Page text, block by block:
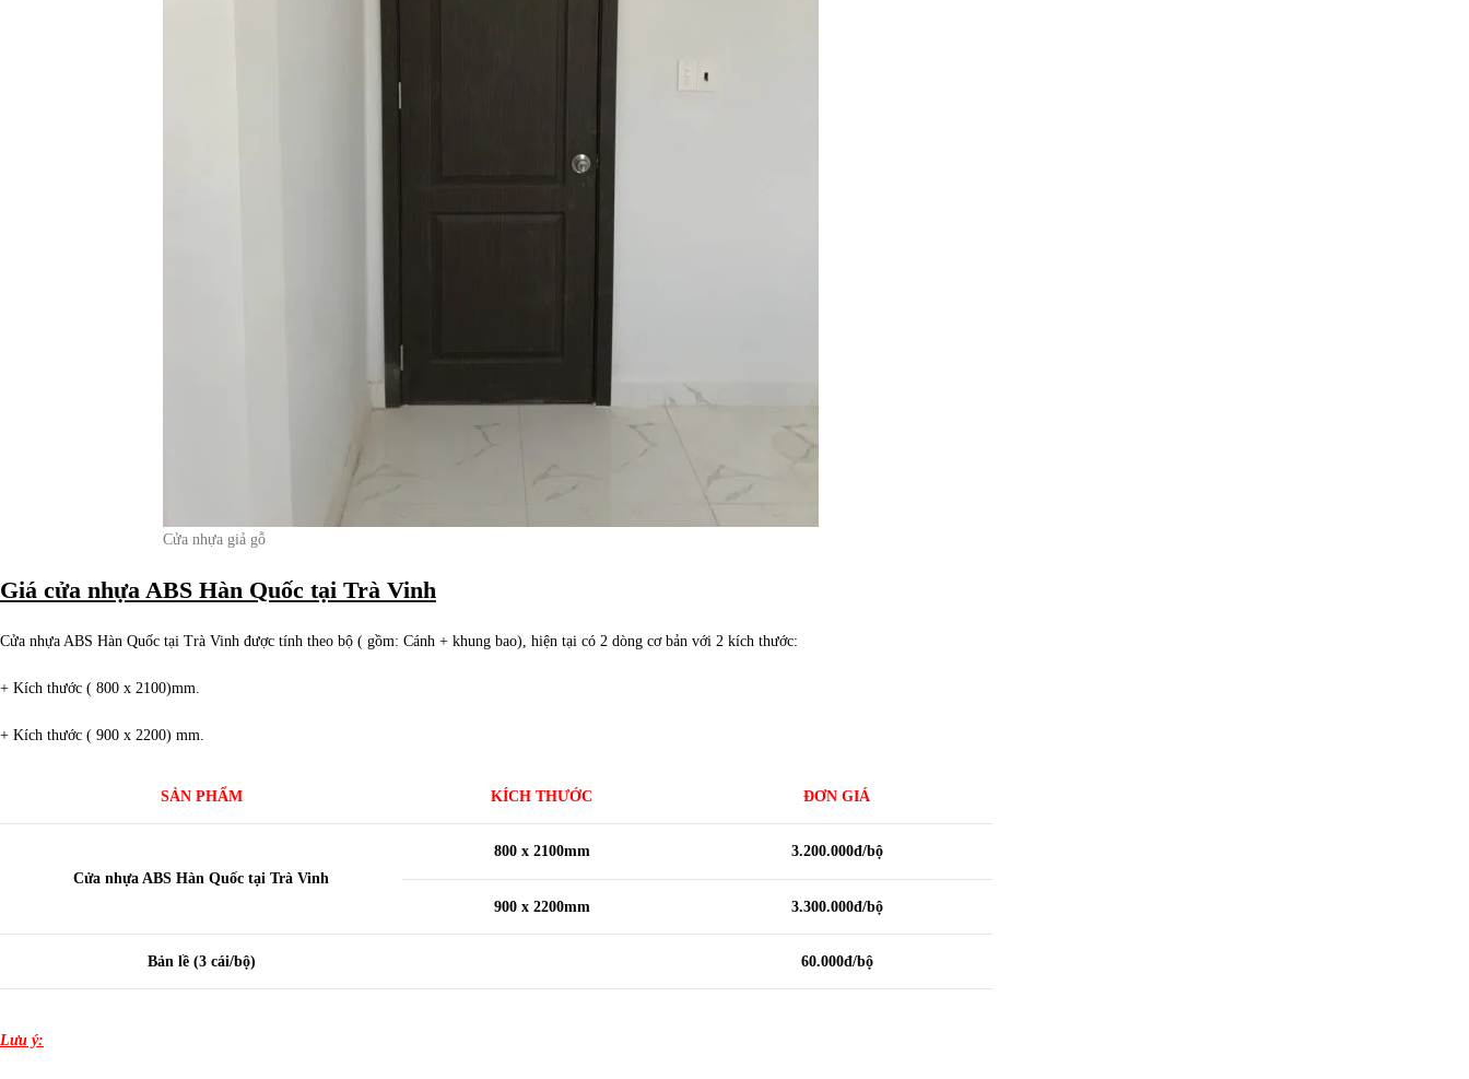
Cửa nhựa giả gỗ
Giá cửa nhựa ABS Hàn Quốc tại Trà Vinh
Cửa nhựa ABS Hàn Quốc tại Trà Vinh được tính theo bộ ( gồm: Cánh + khung bao), hiện tại có 2 dòng cơ bản với 2 kích thước:
+ Kích thước ( 800 x 2100)mm.
+ Kích thước ( 900 x 2200) mm.
SẢN PHẨM KÍCH THƯỚC ĐƠN GIÁ
Cửa nhựa ABS Hàn Quốc tại Trà Vinh
800 x 2100mm 3.200.000đ/bộ
900 x 2200mm 3.300.000đ/bộ
Bản lề (3 cái/bộ) 60.000đ/bộ
Lưu ý: